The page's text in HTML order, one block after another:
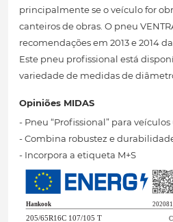
principalmente se o veículo for
canteiros de obras. O pneu
recomendações em 2013 e 2014
Este pneu profissional está
variedade de medidas de diâmetro
Opiniões MIDAS
- Pneu “Profissional” para
- Combina robustez e
- Incorpora a etiqueta M+S